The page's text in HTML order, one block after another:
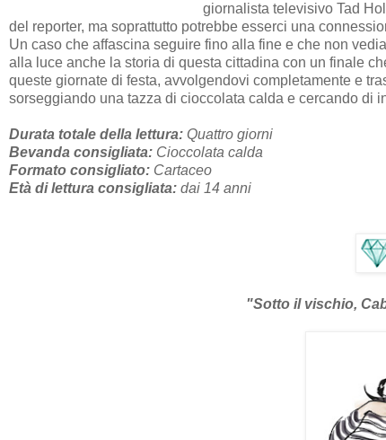
giornalista televisivo Tad
del reporter, ma soprattutto potrebbe esserci una
Un caso che affascina seguire fino alla fine e che non
alla luce anche la storia di questa cittadina con un finale
queste giornate di festa, avvolgendovi completamente e
sorseggiando una tazza di cioccolata calda e cercando di
Durata totale della lettura: Quattro giorni
Bevanda consigliata: Cioccolata calda
Formato consigliato: Cartaceo
Età di lettura consigliata: dai 14 anni
"Sotto il vischio,